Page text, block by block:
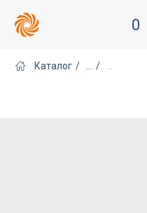
Каталог / /